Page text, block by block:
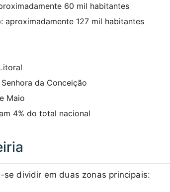
60 mil habitantes
: aproximadamente 127 mil habitantes
da Conceição
Maio
4% do total nacional
dividir em duas zonas principais: